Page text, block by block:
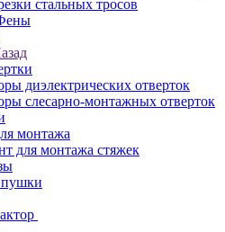
стальных тросов
диэлектрических отверток
слесарно-монтажных отверток
монтажа
для монтажа стяжек